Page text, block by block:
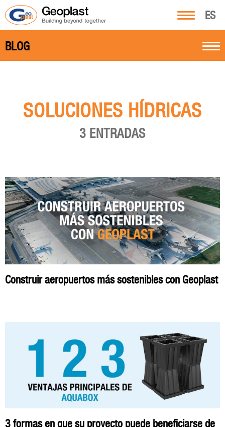
ES
BLOG
SOLUCIONES HÍDRICAS
3 ENTRADAS
Construir aeropuertos más sostenibles con Geoplast
3 formas en que su proyecto puede beneficiarse de